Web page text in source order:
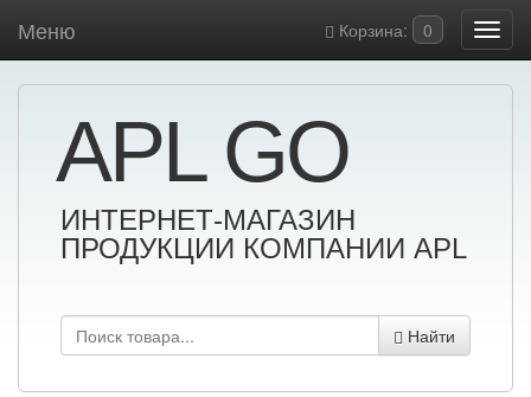
Корзина: 0
Меню
APL GO
ИНТЕРНЕТ-МАГАЗИН
ПРОДУКЦИИ КОМПАНИИ APL
Найти